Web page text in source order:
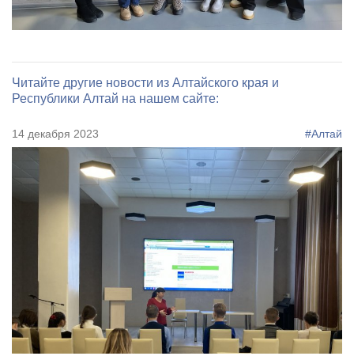
Читайте другие новости из Алтайского края и
Республики Алтай на нашем сайте:
14 декабря 2023 #Алтай